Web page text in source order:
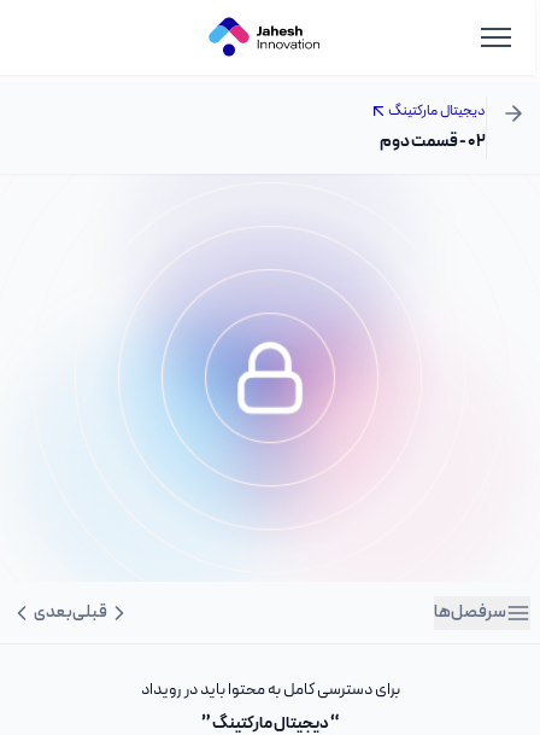
دیجیتال مارکتینگ
۰۲ - قسمت دوم
سرفصل‌ها قبلیبعدی
برای دسترسی کامل به محتوا باید در رویداد
“ دیجیتال مارکتینگ ”